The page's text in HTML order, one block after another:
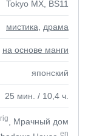
Tokyo MX, BS11
мистика драма
на основе манги
японский
25 мин. / 10,4 ч.
, Мрачный дом
en